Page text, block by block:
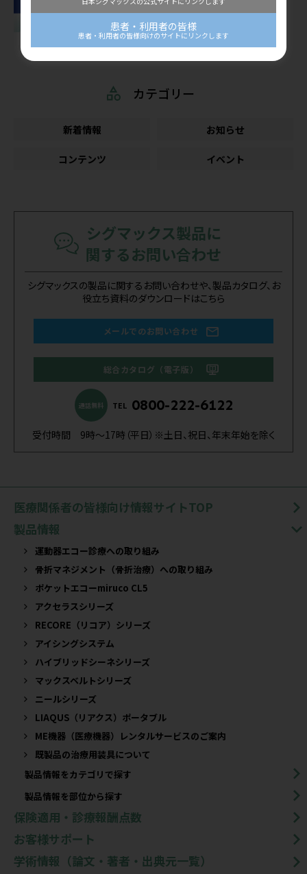
2026年5月掲載「看護ケアにポケットエ
コーを活用しよう！」を公開しました
公開：2026/07/07
カテゴリー
新着情報 お知らせ
コンテンツ イベント
シグマックス製品に
関するお問い合わせ
シグマックスの製品に関するお問い合わせや、製品カタログ、お
役立ち資料のダウンロードはこちら
メールでのお問い合わせ
総合カタログ（電子版）
通話無料 TEL 0800-222-6122
受付時間 9時～17時（平日）※土日、祝日、年末年始を除く
医療関係者の皆様向け情報サイトTOP
製品情報
運動器エコー診療への取り組み
骨折マネジメント（骨折治療）への取り組み
ポケットエコーmiruco CL5
アクセラスシリーズ
RECORE（リコア）シリーズ
アイシングシステム
ハイブリッドシーネシリーズ
マックスベルトシリーズ
ニールシリーズ
LIAQUS（リアクス）ポータブル
ME機器（医療機器）レンタルサービスのご案内
既製品の治療用装具について​
製品情報をカテゴリで探す
製品情報を部位から探す
保険適用・診療報酬点数
お客様サポート
学術情報（論文・著者・出典元一覧）
患者・利用者の皆様
患者・利用者の皆様向けのサイトにリンクします